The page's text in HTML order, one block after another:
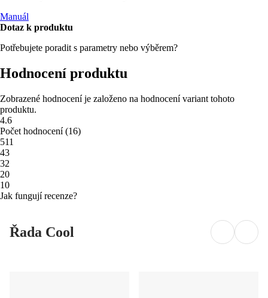
Manuál
Dotaz k produktu
Potřebujete poradit s parametry nebo výběrem?
Hodnocení produktu
Zobrazené hodnocení je založeno na hodnocení variant tohoto
produktu.
4.6
Počet hodnocení(16)
511
43
32
20
10
Jak fungují recenze?
Řada Cool